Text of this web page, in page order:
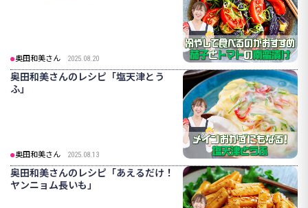
奥田和美さん 2025.08.20
奥田和美さんのレシピ「塩天津とう
ふ」
奥田和美さん 2025.08.13
奥田和美さんのレシピ「あえるだけ！
ヤンニョム長いも」